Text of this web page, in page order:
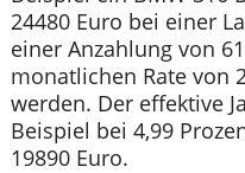
24480 Euro bei einer
einer Anzahlung von
monatlichen Rate von
werden. Der effektive
Beispiel bei 4,99
19890 Euro.